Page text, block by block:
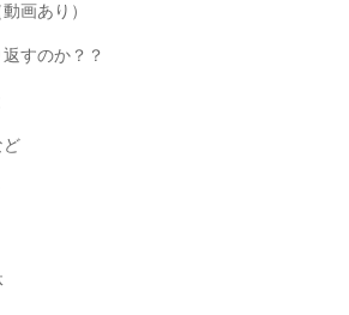
画あり）
すのか？？
ど